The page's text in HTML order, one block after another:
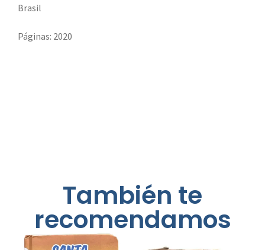
Brasil
Páginas: 2020
También te
recomendamos